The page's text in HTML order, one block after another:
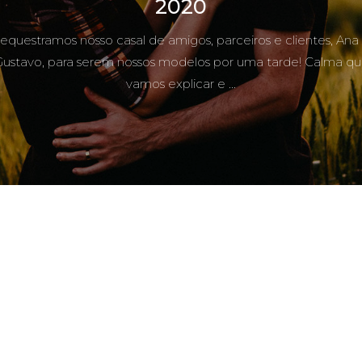
2020
nosso casal de amigos, parceiros e clientes, Ana
para serem nossos modelos por uma tarde! Calma
vamos explicar e ...